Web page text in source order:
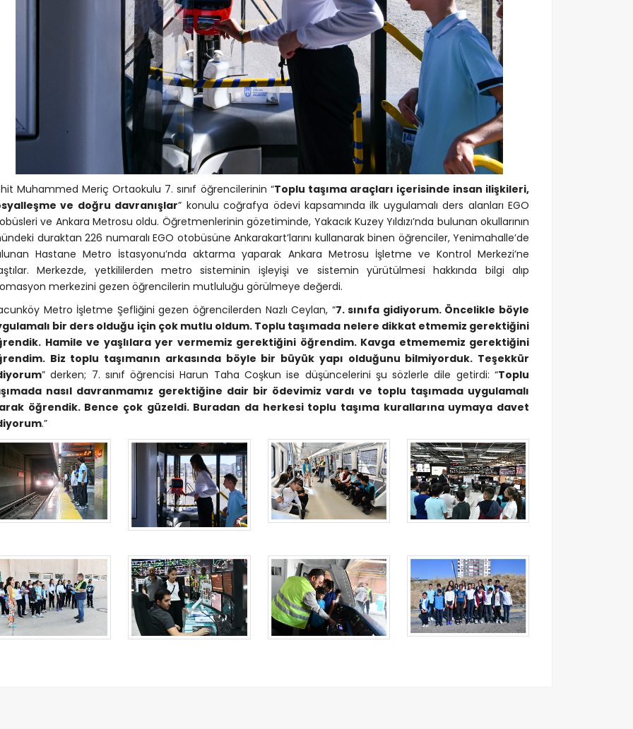
Muhammed Meriç Ortaokulu 7. sınıf öğrencilerinin “Toplu taşıma araçları içerisinde insan ilişkileri,
ve doğru davranışlar” konulu coğrafya ödevi kapsamında ilk uygulamalı ders alanları EGO
ve Ankara Metrosu oldu. Öğretmenlerinin gözetiminde, Yakacık Kuzey Yıldızı’nda bulunan okullarının
duraktan 226 numaralı EGO otobüsüne Ankarakart’larını kullanarak binen öğrenciler, Yenimahalle’de
Hastane Metro İstasyonu’nda aktarma yaparak Ankara Metrosu İşletme ve Kontrol Merkezi’ne
Merkezde, yetkililerden metro sisteminin işleyişi ve sistemin yürütülmesi hakkında bilgi alıp
merkezini gezen öğrencilerin mutluluğu görülmeye değerdi.
Metro İşletme Şefliğini gezen öğrencilerden Nazlı Ceylan, “7. sınıfa gidiyorum. Öncelikle böyle
bir ders olduğu için çok mutlu oldum. Toplu taşımada nelere dikkat etmemiz gerektiğini
Hamile ve yaşlılara yer vermemiz gerektiğini öğrendim. Kavga etmememiz gerektiğini
Biz toplu taşımanın arkasında böyle bir büyük yapı olduğunu bilmiyorduk. Teşekkür
” derken; 7. sınıf öğrencisi Harun Taha Coşkun ise düşüncelerini şu sözlerle dile getirdi: “Toplu
nasıl davranmamız gerektiğine dair bir ödevimiz vardı ve toplu taşımada uygulamalı
öğrendik. Bence çok güzeldi. Buradan da herkesi toplu taşıma kurallarına uymaya davet
.”